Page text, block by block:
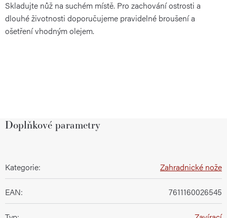
Skladujte nůž na suchém místě. Pro zachování ostrosti a
dlouhé životnosti doporučujeme pravidelné broušení a
ošetření vhodným olejem.
Doplňkové parametry
Kategorie: Zahradnické nože
EAN: 7611160026545